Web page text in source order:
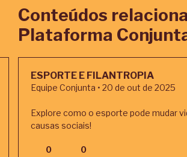
Conteúdos
Plataforma
ESPORTE E FILANTROPIA
Equipe Conjunta • 20 de out de 2025
Explore como o esporte pode mudar
causas sociais!
0 0